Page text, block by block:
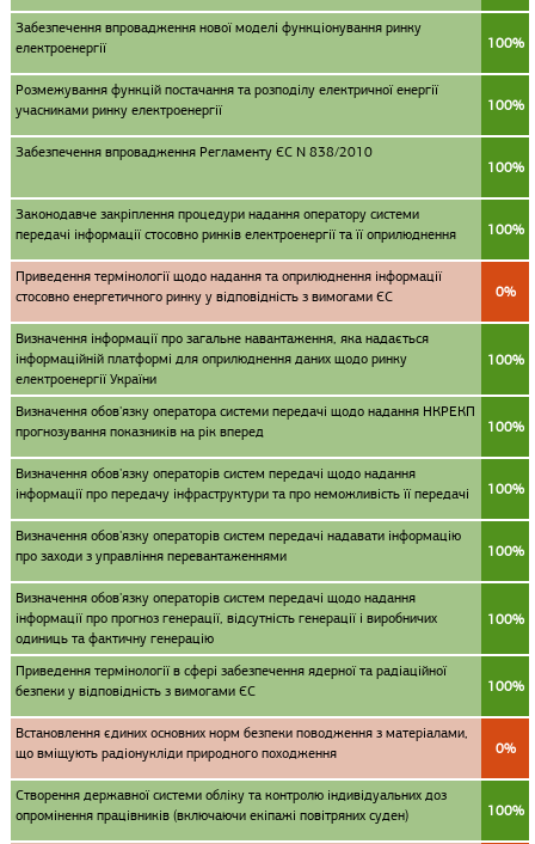
Забезпечення впровадження нової моделі функціонування ринку
електроенергії
100%
Розмежування функцій постачання та розподілу електричної енергії
учасниками ринку електроенергії
100%
Забезпечення впровадження Регламенту ЄС N 838/2010
100%
Законодавче закріплення процедури надання оператору системи
передачі інформації стосовно ринків електроенергії та її оприлюднення
100%
Приведення термінології щодо надання та оприлюднення інформації
стосовно енергетичного ринку у відповідність з вимогами ЄС
0%
Визначення інформації про загальне навантаження, яка надається
інформаційній платформі для оприлюднення даних щодо ринку
електроенергії України
100%
Визначення обов'язку оператора системи передачі щодо надання НКРЕКП
прогнозування показників на рік вперед
100%
Визначення обов'язку операторів систем передачі щодо надання
інформації про передачу інфраструктури та про неможливість її передачі
100%
Визначення обов'язку операторів систем передачі надавати інформацію
про заходи з управління перевантаженнями
100%
Визначення обов'язку операторів систем передачі щодо надання
інформації про прогноз генерації, відсутність генерації і виробничих
одиниць та фактичну генерацію
100%
Приведення термінології в сфері забезпечення ядерної та радіаційної
безпеки у відповідність з вимогами ЄС
100%
Встановлення єдиних основних норм безпеки поводження з матеріалами,
що вміщують радіонукліди природного походження
0%
Створення державної системи обліку та контролю індивідуальних доз
опромінення працівників (включаючи екіпажі повітряних суден)
100%